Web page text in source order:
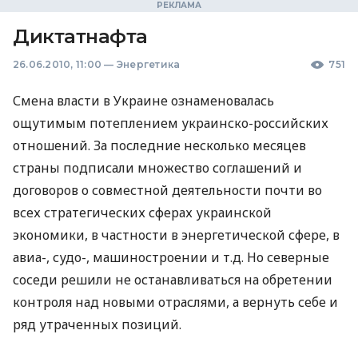
Диктатнафта
26.06.2010, 11:00 — Энергетика 751
Смена власти в Украине ознаменовалась
ощутимым потеплением украинско-российских
отношений. За последние несколько месяцев
страны подписали множество соглашений и
договоров о совместной деятельности почти во
всех стратегических сферах украинской
экономики, в частности в энергетической сфере, в
авиа-, судо-, машиностроении и т.д. Но северные
соседи решили не останавливаться на обретении
контроля над новыми отраслями, а вернуть себе и
ряд утраченных позиций.